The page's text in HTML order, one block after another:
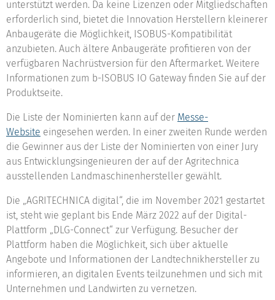
unterstützt werden. Da keine Lizenzen oder Mitgliedschaften
erforderlich sind, bietet die Innovation Herstellern kleinerer
Anbaugeräte die Möglichkeit, ISOBUS-Kompatibilität
anzubieten. Auch ältere Anbaugeräte profitieren von der
verfügbaren Nachrüstversion für den Aftermarket. Weitere
Informationen zum b-ISOBUS IO Gateway finden Sie auf der
Produktseite.
Die Liste der Nominierten kann auf der Messe-
Website eingesehen werden. In einer zweiten Runde werden
die Gewinner aus der Liste der Nominierten von einer Jury
aus Entwicklungsingenieuren der auf der Agritechnica
ausstellenden Landmaschinenhersteller gewählt.
Die „AGRITECHNICA digital“, die im November 2021 gestartet
ist, steht wie geplant bis Ende März 2022 auf der Digital-
Plattform „DLG-Connect“ zur Verfügung. Besucher der
Plattform haben die Möglichkeit, sich über aktuelle
Angebote und Informationen der Landtechnikhersteller zu
informieren, an digitalen Events teilzunehmen und sich mit
Unternehmen und Landwirten zu vernetzen.